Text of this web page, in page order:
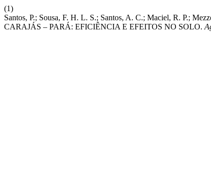
(1)
Santos, P.; Sousa, F. H. L. S.; Santos, A. C.; Maciel, R. P.;
CARAJÁS – PARÁ: EFICIÊNCIA E EFEITOS NO SOLO.